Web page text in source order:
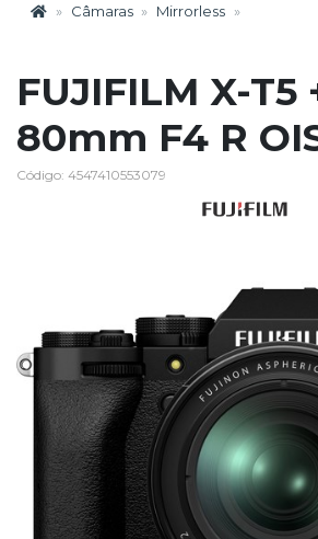
Câmaras Mirrorless
FUJIFILM X-T5
80mm F4 R
Código: 4547410553079